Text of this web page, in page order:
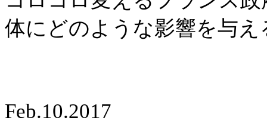
体にどのような影響を与
Feb.10.2017